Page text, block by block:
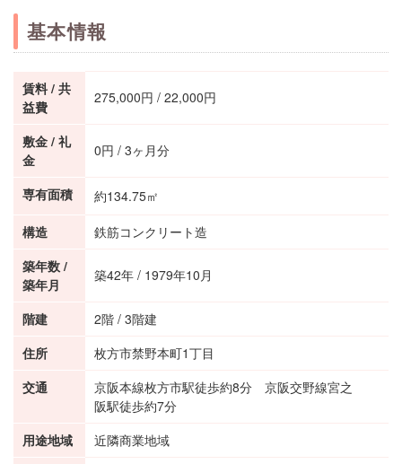
基本情報
賃料 / 共
益費
275,000円 / 22,000円
敷金 / 礼
金
0円 / 3ヶ月分
専有面積
約134.75㎡
構造
鉄筋コンクリート造
築年数 /
築年月
築42年 / 1979年10月
階建
2階 / 3階建
住所
枚方市禁野本町1丁目
交通
京阪本線枚方市駅徒歩約8分 京阪交野線宮之
阪駅徒歩約7分
用途地域
近隣商業地域